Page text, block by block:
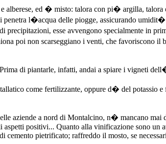
alberese, ed � misto: talora con pi� argilla,
l�acqua delle piogge, assicurando
esse avvengono specialmente in
poi non scarseggiano i venti, che favoriscono il
di piantarle, infatti, andai a spiare i vigneti
come fertilizzante, oppure d� del potassio
a nord di Montalcino, n� mancano mai
positivi... Quanto alla vinificazione sono un
pietrificato; raffreddo il mosto, se